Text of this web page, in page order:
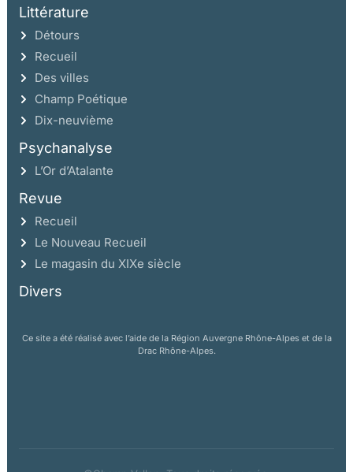
Littérature
Détours
Recueil
Des villes
Champ Poétique
Dix-neuvième
Psychanalyse
L’Or d’Atalante
Revue
Recueil
Le Nouveau Recueil
Le magasin du XIXe siècle
Divers
Ce site a été réalisé avec l’aide de la Région Auvergne Rhône-Alpes et de la
Drac Rhône-Alpes.